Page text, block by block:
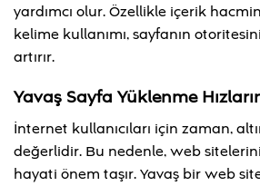
yardımcı olur. Özellikle içerik
kelime kullanımı, sayfanın
artırır.
Yavaş Sayfa Yüklenme
İnternet kullanıcıları için zaman,
değerlidir. Bu nedenle, web
hayati önem taşır. Yavaş bir web